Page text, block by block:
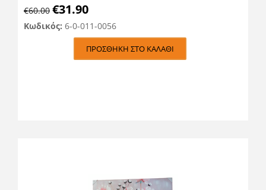
€60.00 €31.90
Κωδικός: 6-0-011-0056
ΠΡΟΣΘΉΚΗ ΣΤΟ ΚΑΛΆΘΙ